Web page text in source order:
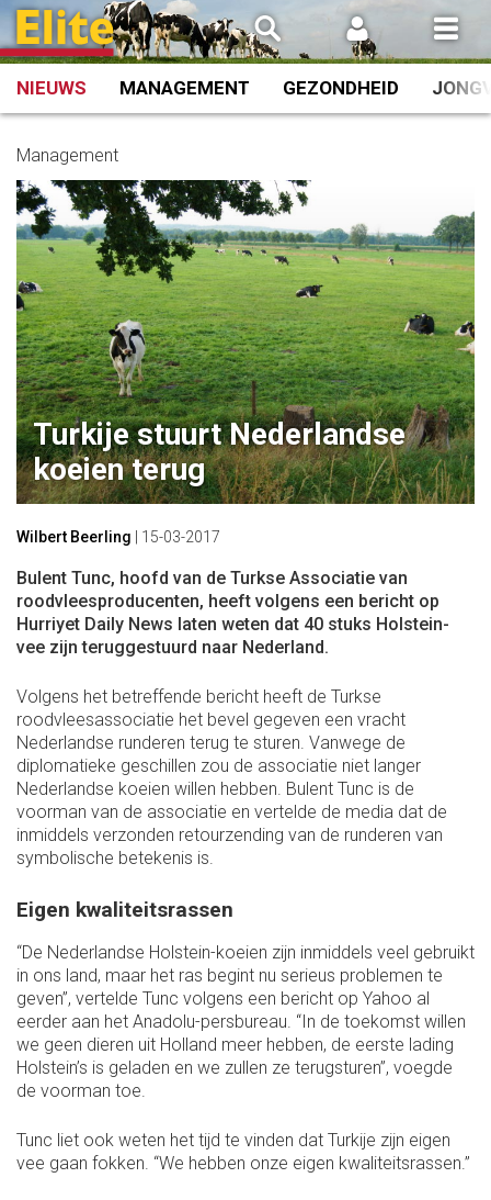
Spring
naar
inhoud
NIEUWS MANAGEMENT GEZONDHEID
Management
Turkije stuurt Nederlandse
koeien terug
Wilbert Beerling 15-03-2017
Bulent Tunc, hoofd van de Turkse Associatie van
roodvleesproducenten, heeft volgens een bericht op
Hurriyet Daily News laten weten dat 40 stuks Holstein-
vee zijn teruggestuurd naar Nederland.
Volgens het betreffende bericht heeft de Turkse
roodvleesassociatie het bevel gegeven een vracht
Nederlandse runderen terug te sturen. Vanwege de
diplomatieke geschillen zou de associatie niet langer
Nederlandse koeien willen hebben. Bulent Tunc is de
voorman van de associatie en vertelde de media dat de
inmiddels verzonden retourzending van de runderen van
symbolische betekenis is.
Eigen kwaliteitsrassen
“De Nederlandse Holstein-koeien zijn inmiddels veel gebruikt
in ons land, maar het ras begint nu serieus problemen te
geven”, vertelde Tunc volgens een bericht op Yahoo al
eerder aan het Anadolu-persbureau. “In de toekomst willen
we geen dieren uit Holland meer hebben, de eerste lading
Holstein’s is geladen en we zullen ze terugsturen”, voegde
de voorman toe.
Tunc liet ook weten het tijd te vinden dat Turkije zijn eigen
vee gaan fokken. “We hebben onze eigen kwaliteitsrassen.”